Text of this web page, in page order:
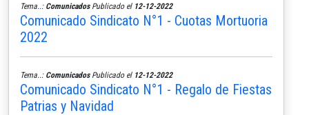
Tema..: ComunicadosPublicado el 12-12-2022
Comunicado Sindicato N°1 - Cuotas Mortuoria
2022
Tema..: ComunicadosPublicado el 12-12-2022
Comunicado Sindicato N°1 - Regalo de Fiestas
Patrias y Navidad